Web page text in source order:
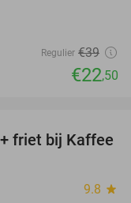
Regulier €39
€22,50
27%
friet bij Kaffee
9.8 star